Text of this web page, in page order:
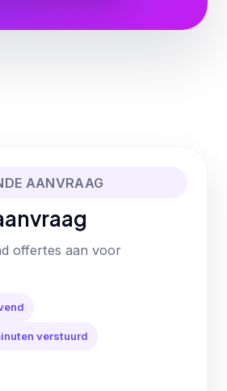
AANVRAAG
offertes aan voor
verstuurd